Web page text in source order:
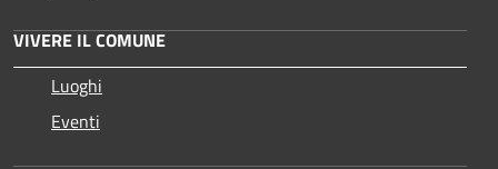
VIVERE IL COMUNE
Luoghi
Eventi